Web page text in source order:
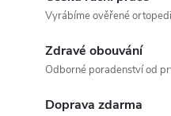
Vyrábíme ověřené
Zdravé obouvání
Odborné poradenství od
Doprava zdarma